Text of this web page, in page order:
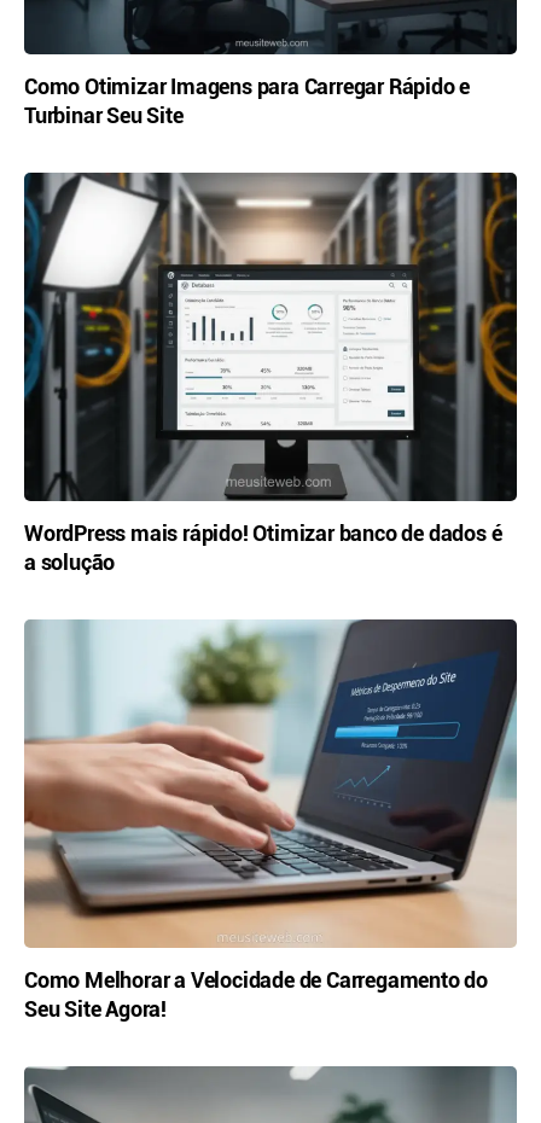
Como Otimizar Imagens para Carregar Rápido e
Turbinar Seu Site
WordPress mais rápido! Otimizar banco de dados é
a solução
Como Melhorar a Velocidade de Carregamento do
Seu Site Agora!